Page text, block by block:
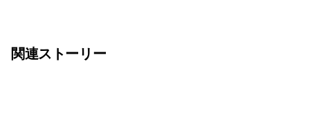
関連ストーリー